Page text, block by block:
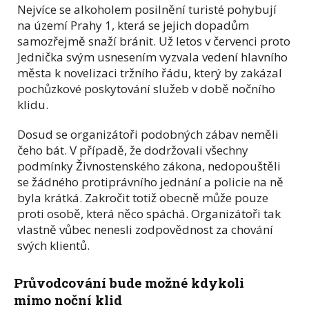
Nejvíce se alkoholem posilnění turisté pohybují
na území Prahy 1, která se jejich dopadům
samozřejmě snaží bránit. Už letos v červenci proto
Jednička svým usnesením vyzvala vedení hlavního
města k novelizaci tržního řádu, který by zakázal
pochůzkové poskytování služeb v době nočního
klidu.
Dosud se organizátoři podobných zábav neměli
čeho bát. V případě, že dodržovali všechny
podmínky Živnostenského zákona, nedopouštěli
se žádného protiprávního jednání a policie na ně
byla krátká. Zakročit totiž obecně může pouze
proti osobě, která něco spáchá. Organizátoři tak
vlastně vůbec nenesli zodpovědnost za chování
svých klientů.
Průvodcování bude možné kdykoli
mimo noční klid